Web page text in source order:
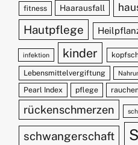
fitness Haarausfall
Hautpflege
infektion kinder
Lebensmittelvergiftung
Pearl Index pflege
rückenschmerzen
schwangerschaft